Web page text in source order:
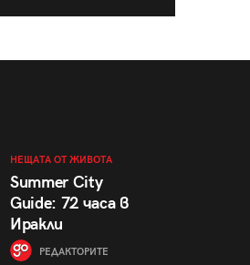
НЕЩАТА ОТ ЖИВОТА
Summer City
Guide: 72 часа в
Иракли
РЕДАКТОРИТЕ